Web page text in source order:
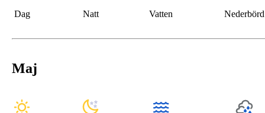
Dag Natt Vatten Nederbörd
Maj